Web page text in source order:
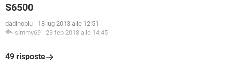
S6500
dadinoblu - 18 lug 2013 alle 12:51
simmy69 - 23 feb 2018 alle 14:45
49 risposte